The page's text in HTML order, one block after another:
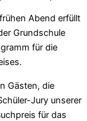
Abend erfüllt
Grundschule
für die
Gästen, die
Jury unserer
für das